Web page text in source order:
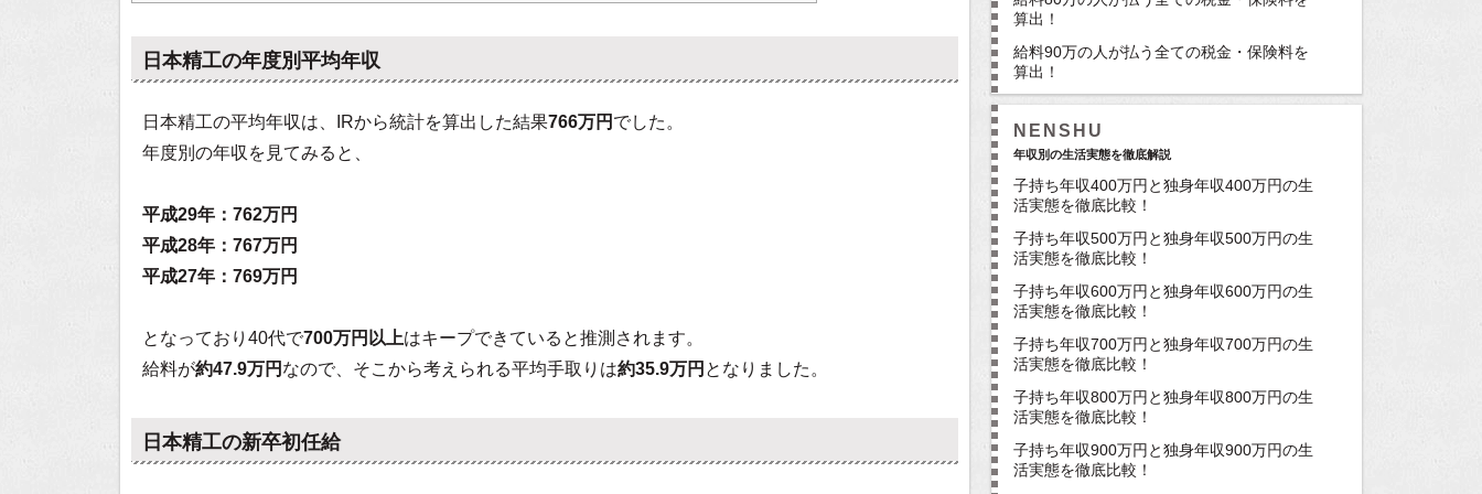
日本精工の年度別平均年収
日本精工の平均年収は、IRから統計を算出した結果766万円 でした。
年度別の年収を見てみると、
平成29年：762万円
平成28年：767万円
平成27年：769万円
となっており40代で700万円以上はキープできていると推測されます。
給料が約47.9万円 なので、そこから考えられる平均手取りは約35.9万円 となりました。
日本精工の新卒初任給
算出！
給料90万の人が払う全ての税金・保険料を
算出！
NENSHU
年収別の生活実態を徹底解説
子持ち年収400万円と独身年収400万円の生
活実態を徹底比較！
子持ち年収500万円と独身年収500万円の生
活実態を徹底比較！
子持ち年収600万円と独身年収600万円の生
活実態を徹底比較！
子持ち年収700万円と独身年収700万円の生
活実態を徹底比較！
子持ち年収800万円と独身年収800万円の生
活実態を徹底比較！
子持ち年収900万円と独身年収900万円の生
活実態を徹底比較！